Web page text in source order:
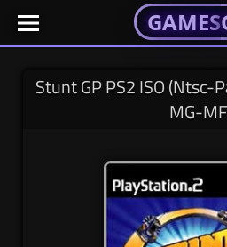
Skip
GAMESGX
El
portal
tus
GAMES
GAMESGX
El
portal
tusStunt GP PS2 ISO
MG-MF